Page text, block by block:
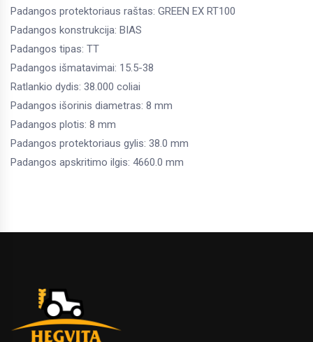
Padangos protektoriaus raštas: GREEN EX RT100
Padangos konstrukcija: BIAS
Padangos tipas: TT
Padangos išmatavimai: 15.5-38
Ratlankio dydis: 38.000 coliai
Padangos išorinis diametras: 8 mm
Padangos plotis: 8 mm
Padangos protektoriaus gylis: 38.0 mm
Padangos apskritimo ilgis: 4660.0 mm